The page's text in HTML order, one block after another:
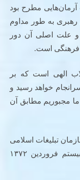
آرمان‌هایی مطرح بود
رهبری به طور مداوم
و علت اصلی آن دور
فرهنگی است.
الهی است که بر
خواهد رسید و
ما مجبوریم مطابق آن
تبلیغات اسلامی
در روز بیستم فروردین ۱۳۷۲